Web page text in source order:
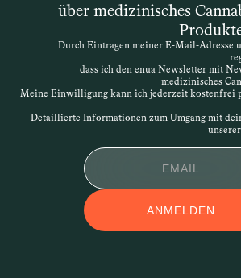
ist die Definition offen –
ist, dass die Therapie
nachvollziehbar
Verordnung kann daher
erfolgen. Wird der Antrag
besteht die Möglichkeit des
M
über medizinisches
Durch Eintragen meiner E-Mail-Adresse
dass ich den enua Newsletter mit
medizinisches
Meine Einwilligung kann ich jederzeit kostenfrei
Detaillierte Informationen zum Umgang mit
unserer
ANMELDEN